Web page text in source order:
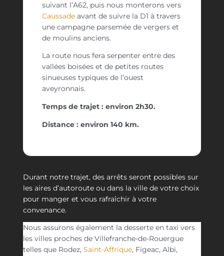
suivant l’A62, puis nous monterons vers
Caussade avant de suivre la D1 à travers
une campagne parsemée de vergers et
de moulins anciens.
La route nous fera serpenter entre des
vallées boisées et de petites routes
sinueuses typiques de l’ouest
aveyronnais.
Temps de trajet : environ 2h30.
Distance : environ 140 km.
Durant notre trajet, des arrêts seront possibles sur
les aires d’autoroute ou dans la ville de votre choix
pour manger et vous rafraîchir à votre
convenance.
Nous assurons également la desserte en taxi vers
les villes proches de Villefranche-de-Rouergue
telles que Rodez, Saint-Affrique, Figeac, Albi,